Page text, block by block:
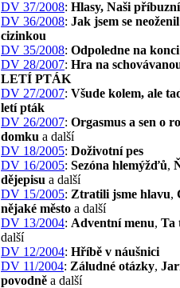
DV 37/2008: Hlasy, Naši příbuzní
DV 36/2008: Jak jsem se
cizinkou
DV 35/2008: Odpoledne na
DV 28/2007: Hra na
LETÍ PTÁK
DV 27/2007: Všude kolem, ale
letí pták
DV 26/2007: Orgasmus a sen o
domku a další
DV 18/2005: Doživotní pes
DV 16/2005: Sezóna hlemýžďů,
dějepisu a další
DV 15/2005: Ztratili jsme hlavu,
nějaké město a další
DV 13/2004: Adventní menu, Ta
další
DV 12/2004: Hříbě v náušnici
DV 11/2004: Záludné otázky,
povodně a další